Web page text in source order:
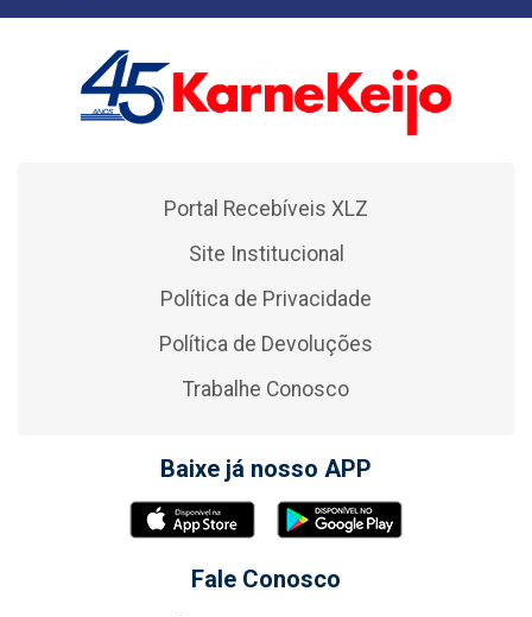
Portal Recebíveis XLZ
Site Institucional
Política de Privacidade
Política de Devoluções
Trabalhe Conosco
Baixe já nosso APP
Fale Conosco